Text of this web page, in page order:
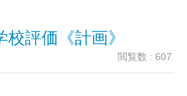
評価《計画》
閲覧数 : 607